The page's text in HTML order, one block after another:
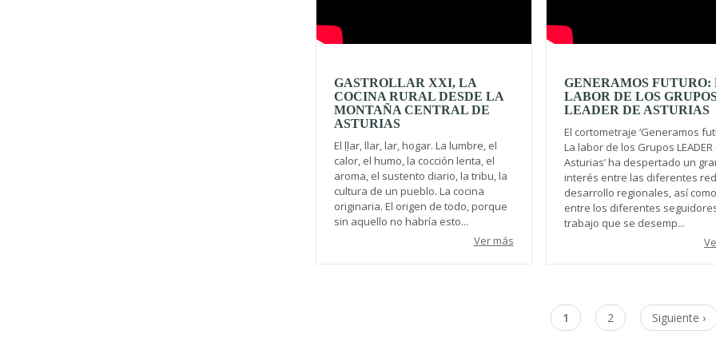
GASTROLLAR XXI, LA
COCINA RURAL DESDE LA
MONTAÑA CENTRAL DE
ASTURIAS
El ḷḷar, llar, lar, hogar. La lumbre, el
calor, el humo, la cocción lenta, el
aroma, el sustento diario, la tribu, la
cultura de un pueblo. La cocina
originaria. El origen de todo, porque
sin aquello no habría esto...
Ver más
GENERAMOS FUTURO:
LABOR DE LOS
LEADER DE ASTURIAS
El cortometraje ‘Generamos
La labor de los Grupos LEADER
Asturias’ ha despertado un
interés entre las diferentes
desarrollo regionales, así como
entre los diferentes
trabajo que se desemp...
Página
actual
1 Page
2
Siguiente
página
Siguiente ›